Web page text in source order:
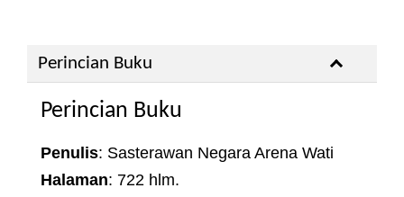
Perincian Buku
Perincian Buku
Penulis: Sasterawan Negara Arena Wati
Halaman: 722 hlm.